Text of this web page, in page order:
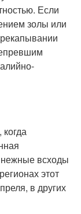
Если
золы или
нежные всходы
этот
в других